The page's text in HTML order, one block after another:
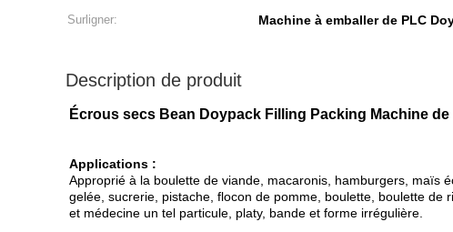
Surligner: Machine à emballer de PLC
Description de produit
Écrous secs Bean Doypack Filling Packing Machine
Applications :
Approprié à la boulette de viande, macaronis, hamburgers, maïs
gelée, sucrerie, pistache, flocon de pomme, boulette, boulette
et médecine un tel particule, platy, bande et forme irrégulière.